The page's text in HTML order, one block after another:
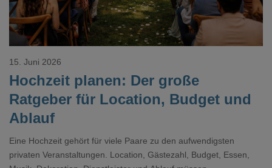
Hochzeit planen: Der große
Ratgeber für Location, Budget und
Ablauf
15. Juni 2026
Eine Hochzeit gehört für viele Paare zu den aufwendigsten
privaten Veranstaltungen. Location, Gästezahl, Budget, Essen,